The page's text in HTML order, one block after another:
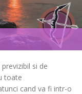
si de
toate
cand va fi intr-o